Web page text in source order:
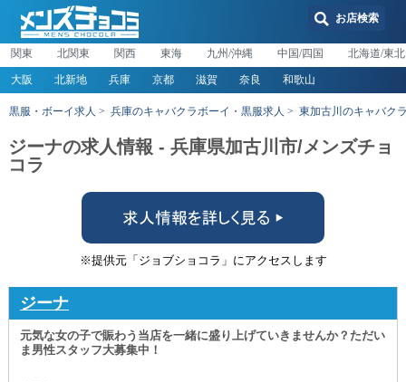
お店検索
関東 北関東 関西 東海 九州/沖縄 中国/四国 北海道/東北
大阪 北新地 兵庫 京都 滋賀 奈良 和歌山
黒服・ボーイ求人 兵庫のキャバクラボーイ・黒服求人 東加古川のキャバク
ジーナの求人情報 - 兵庫県加古川市/メンズチョ
コラ
※提供元「ジョブショコラ」にアクセスします
ジーナ
元気な女の子で賑わう当店を一緒に盛り上げていきませんか？ただい
ま男性スタッフ大募集中！